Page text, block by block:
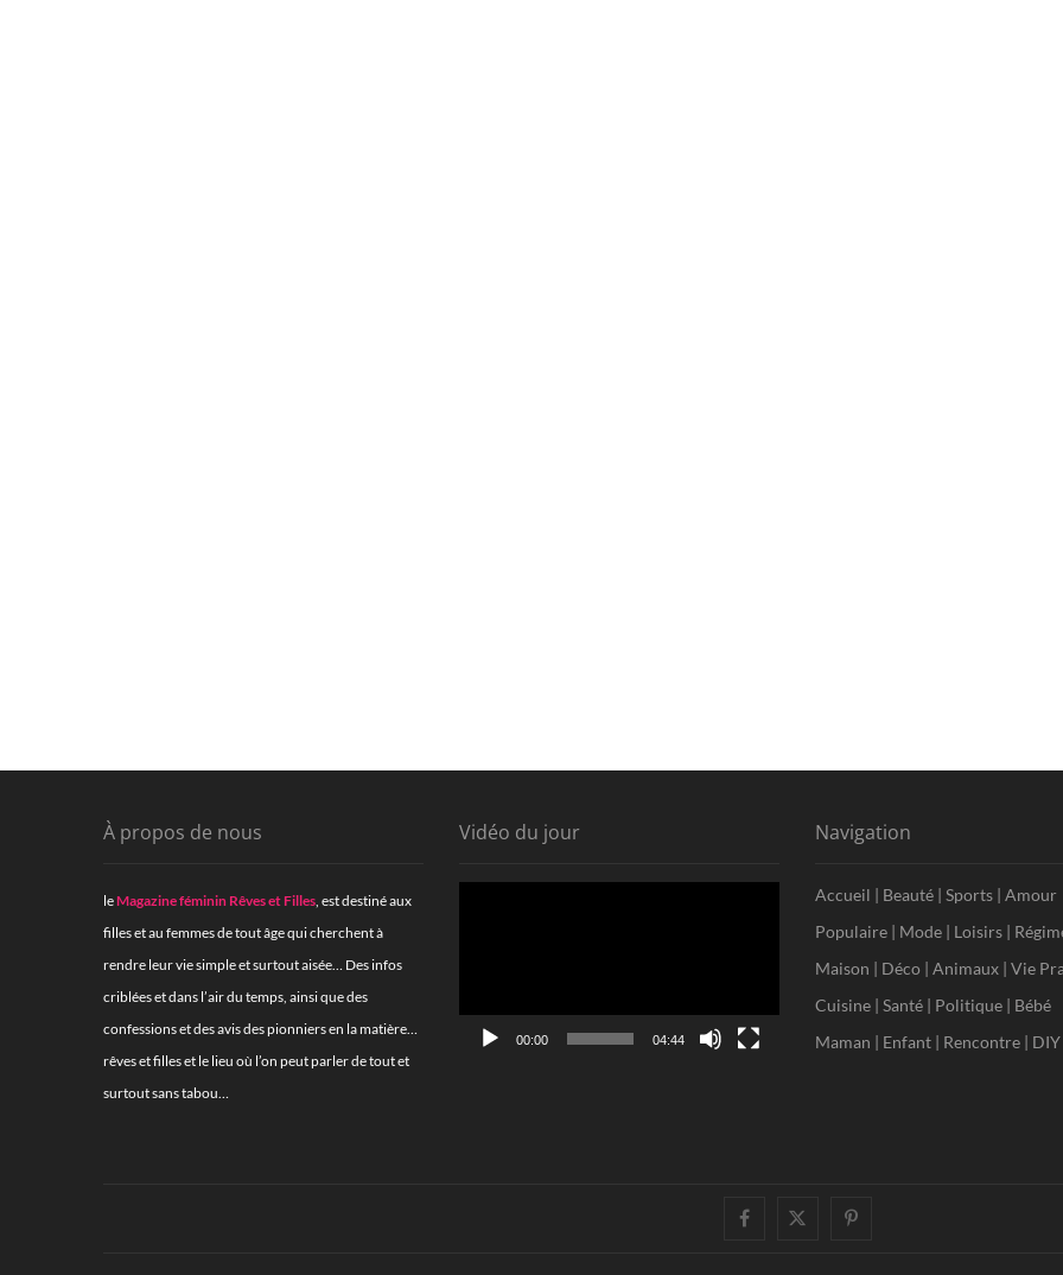
À propos de nous
leMagazine féminin Rêves et Filles , est destiné aux
filles et au femmes de tout âge qui cherchent à
rendre leur vie simple et surtout aisée… Des infos
criblées et dans l’air du temps, ainsi que des
confessions et des avis des pionniers en la matière…
rêves et filles et le lieu où l’on peut parler de tout et
surtout sans tabou…
Vidéo du jour
00:00 04:44
Navigation
Accueil | Beauté | Sports | Amour
Populaire | Mode | Loisirs |
Maison | Déco | Animaux | Vie
Cuisine | Santé | Politique | Bébé
Maman | Enfant | Rencontre | DIY
facebooktwitterpinterest